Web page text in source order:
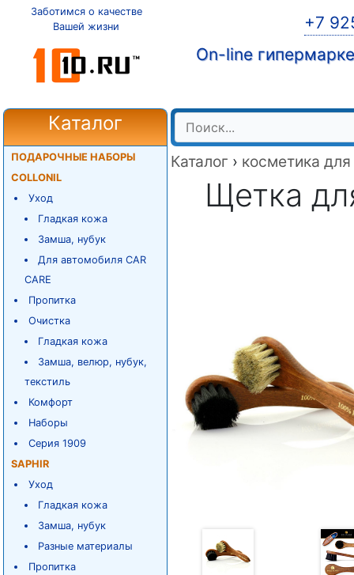
Заботимся о качестве
Вашей жизни
+7
On-line
Каталог
ПОДАРОЧНЫЕ НАБОРЫ
COLLONIL
Уход
Гладкая кожа
Замша, нубук
Для автомобиля CAR
CARE
Пропитка
Очистка
Гладкая кожа
Замша, велюр, нубук,
текстиль
Комфорт
Наборы
Серия 1909
SAPHIR
Уход
Гладкая кожа
Замша, нубук
Разные материалы
Пропитка
Каталог › косметика
Щетка